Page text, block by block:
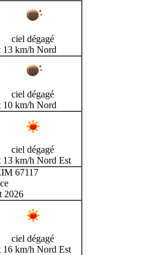
ciel dégagé
13 km/h Nord
ciel dégagé
10 km/h Nord
ciel dégagé
13 km/h Nord Est
67117
2026
ciel dégagé
16 km/h Nord Est